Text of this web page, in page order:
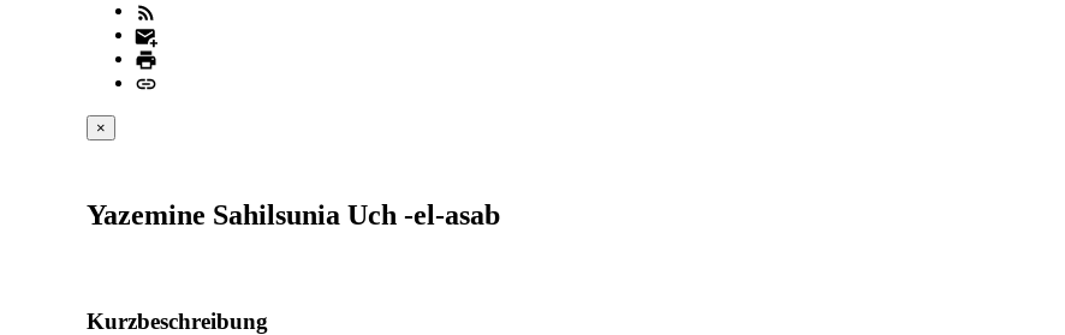
×
Yazemine Sahilsunia Uch -el-asab
Kurzbeschreibung